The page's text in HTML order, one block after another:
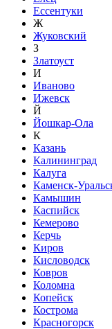
Ессентуки
Ж
Жуковский
З
Златоуст
И
Иваново
Ижевск
Й
Йошкар-Ола
К
Казань
Калининград
Калуга
Каменск-
Камышин
Каспийск
Кемерово
Керчь
Киров
Кисловодск
Ковров
Коломна
Копейск
Кострома
Красногорск